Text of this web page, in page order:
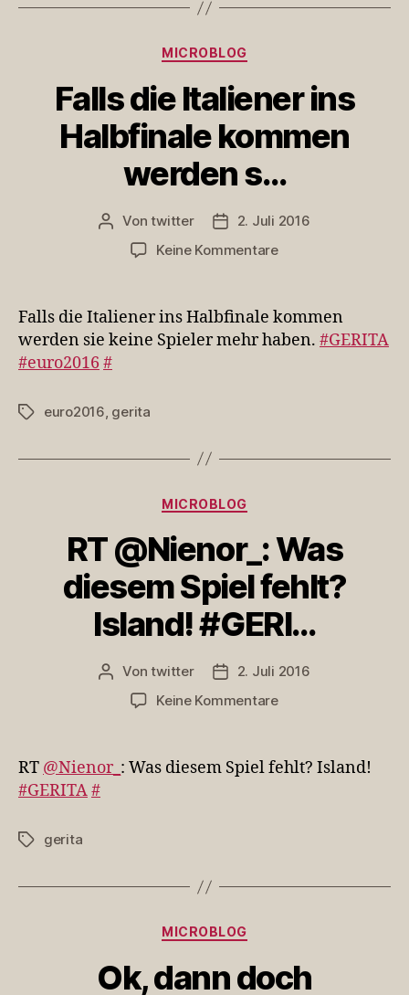
Kategorien
MICROBLOG
Falls die Italiener ins
Halbfinale kommen
werden s…
Beitragsautor
Vontwitter Veröffentlichungsdatum
2. Juli 2016
Keine Kommentarezu
ins
Halbfinale
Falls die Italiener ins Halbfinale kommen
werden sie keine Spieler mehr haben. #GERITA
#euro2016 #
Schlagwörter
euro2016 gerita
Kategorien
MICROBLOG
RT @Nienor_: Was
diesem Spiel fehlt?
Island! #GERI…
Beitragsautor
Vontwitter Veröffentlichungsdatum
2. Juli 2016
Keine Kommentarezu
Was
RT @Nienor_ : Was diesem Spiel fehlt? Island!
#GERITA#
Schlagwörter
gerita
Kategorien
MICROBLOG
Ok, dann doch